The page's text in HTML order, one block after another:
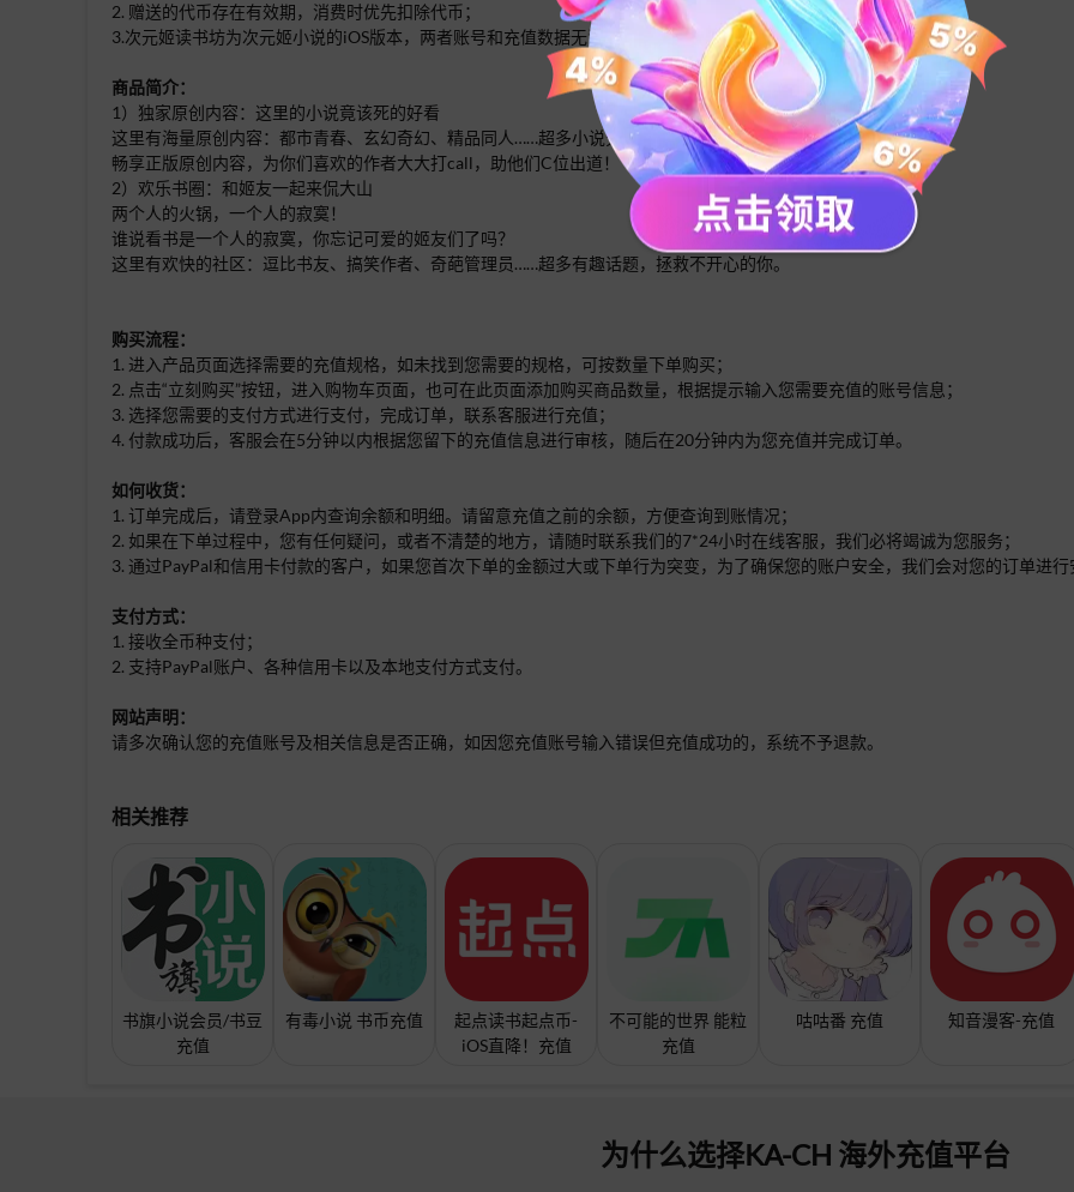
2. 赠送的代币存在有效期，消费时优先扣除代币；
3.次元姬读书坊为次元姬小说的iOS版本，两者账号和充值数据无法互通
商品简介：
1）独家原创内容：这里的小说竟该死的好看
这里有海量原创内容：都市青春、玄幻奇幻、精品同人……超多小说分类，拯救书荒的你。
畅享正版原创内容，为你们喜欢的作者大大打call，助他们C位出道！
2）欢乐书圈：和姬友一起来侃大山
两个人的火锅，一个人的寂寞！
谁说看书是一个人的寂寞，你忘记可爱的姬友们了吗？
这里有欢快的社区：逗比书友、搞笑作者、奇葩管理员……超多有趣话题，拯救不开心的你。
购买流程：
1. 进入产品页面选择需要的充值规格，如未找到您需要的规格，可按数量下单购买；
2. 点击“立刻购买”按钮，进入购物车页面，也可在此页面添加购买商品数量，根据提示输入您需要充值的账号信息；
3. 选择您需要的支付方式进行支付，完成订单，联系客服进行充值；
4. 付款成功后，客服会在5分钟以内根据您留下的充值信息进行审核，随后在20分钟内为您充值并完成订单。
如何收货：
1. 订单完成后，请登录App内查询余额和明细。请留意充值之前的余额，方便查询到账情况；
2. 如果在下单过程中，您有任何疑问，或者不清楚的地方，请随时联系我们的7*24小时在线客服，我们必将竭诚为您服务；
3. 通过PayPal和信用卡付款的客户，如果您首次下单的金额过大或下单行为突变，为了确保您的账户安全，我们会对您的订单进
支付方式：
1. 接收全币种支付；
2. 支持PayPal账户、各种信用卡以及本地支付方式支付。
网站声明：
请多次确认您的充值账号及相关信息是否正确，如因您充值账号输入错误但充值成功的，系统不予退款。
相关推荐
书旗小说会员/书豆
充值
有毒小说 书币充值
起点读书起点币-
iOS直降！充值
不可能的世界 能粒
充值
咕咕番 充值 知音漫客-充值
为什么选择KA-CH 海外充值平台